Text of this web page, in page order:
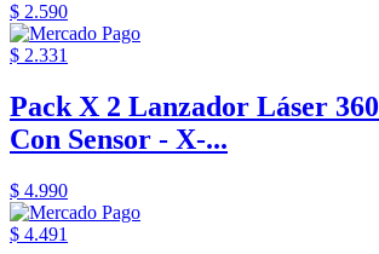
$ 2.590
$ 2.331
Pack X 2 Lanzador Láser
Con Sensor - X-...
$ 4.990
$ 4.491